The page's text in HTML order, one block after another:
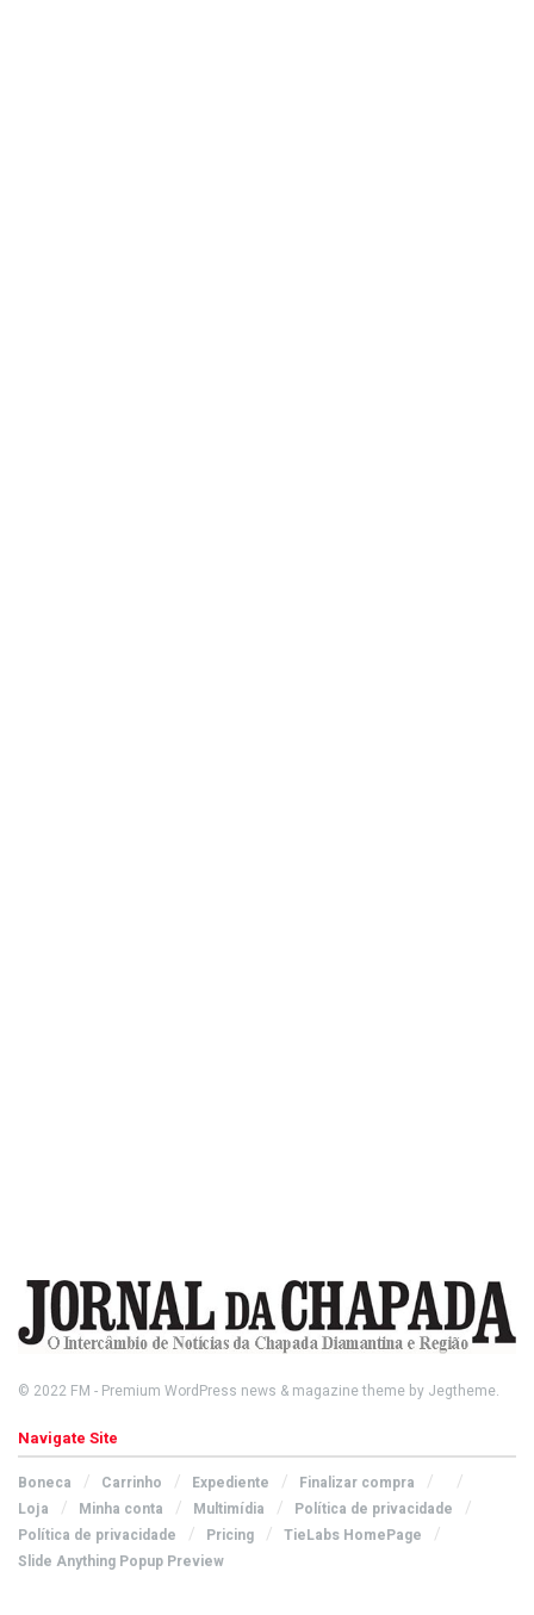
© 2022 FM - Premium WordPress news & magazine theme by Jegtheme.
Navigate Site
Boneca Carrinho Expediente
Finalizar compra
Loja
Minha conta Multimídia
Política de privacidade
Política de privacidade
Pricing
TieLabs HomePage
Slide Anything Popup Preview